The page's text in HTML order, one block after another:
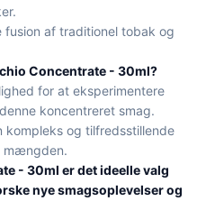
fusion af traditionel tobak og
Concentrate - 30ml?
for at eksperimentere
koncentreret smag.
kompleks og tilfredsstillende
mængden.
- 30ml er det ideelle valg
nye smagsoplevelser og